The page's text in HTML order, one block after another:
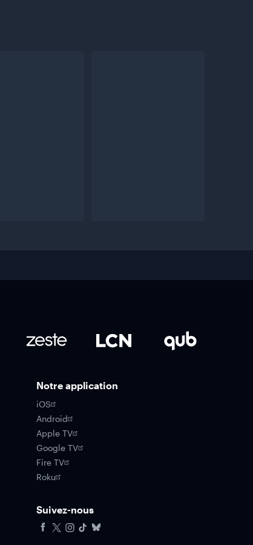
Notre application
iOS
Android
Apple TV
Google TV
Fire TV
Roku
Suivez-nous